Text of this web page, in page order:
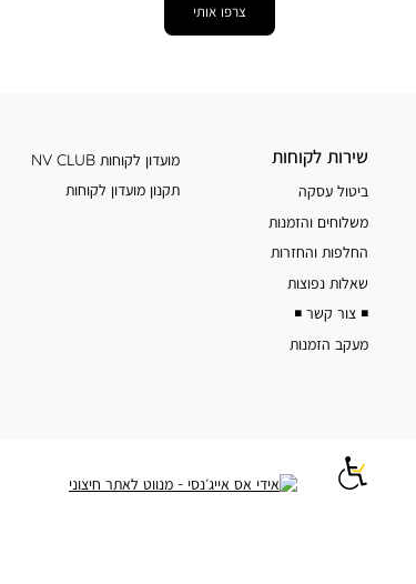
צרפו אותי
שירות
שירות לקוחות
ביטול עסקה
משלוחים והזמנות
החלפות והחזרות
שאלות נפוצות
◾️ צור קשר ◾️
מעקב הזמנות
מידע
נוסף
מועדון לקוחות NV CLUB
תקנון מועדון לקוחות